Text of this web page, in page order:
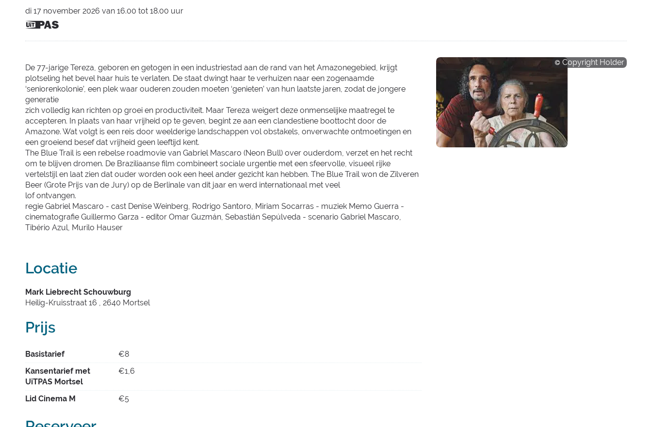
di 17 november 2026 van 16.00 tot 18.00 uur
Dit is
De 77-jarige Tereza, geboren en getogen in een industriestad aan de rand van het Amazonegebied, krijgt
plotseling het bevel haar huis te verlaten. De staat dwingt haar te verhuizen naar een zogenaamde
‘seniorenkolonie’, een plek waar ouderen zouden moeten ‘genieten’ van hun laatste jaren, zodat de jongere
generatie
zich volledig kan richten op groei en productiviteit. Maar Tereza weigert deze onmenselijke maatregel te
accepteren. In plaats van haar vrijheid op te geven, begint ze aan een clandestiene boottocht door de
Amazone. Wat volgt is een reis door weelderige landschappen vol obstakels, onverwachte ontmoetingen en
een groeiend besef dat vrijheid geen leeftijd kent.
The Blue Trail is een rebelse roadmovie van Gabriel Mascaro (Neon Bull) over ouderdom, verzet en het recht
om te blijven dromen. De Braziliaanse film combineert sociale urgentie met een sfeervolle, visueel rijke
vertelstijl en laat zien dat ouder worden ook een heel ander gezicht kan hebben. The Blue Trail won de Zilveren
Beer (Grote Prijs van de Jury) op de Berlinale van dit jaar en werd internationaal met veel
lof ontvangen.
regie Gabriel Mascaro - cast Denise Weinberg, Rodrigo Santoro, Miriam Socarras - muziek Memo Guerra -
cinematografie Guillermo Garza - editor Omar Guzmán, Sebastián Sepúlveda - scenario Gabriel Mascaro,
Tibério Azul, Murilo Hauser
Locatie
Mark Liebrecht Schouwburg
Heilig-Kruisstraat 16 , 2640 Mortsel
Prijs
Basistarief €8
Kansentarief met
UiTPAS Mortsel
€1,6
Lid Cinema M €5
Copyright Holder